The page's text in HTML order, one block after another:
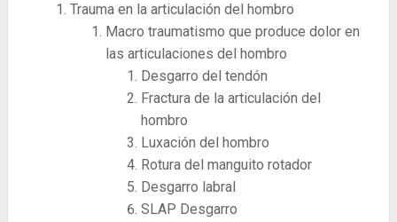
Trauma en la articulación del hombro
Macro traumatismo que produce dolor en
las articulaciones del hombro
Desgarro del tendón
Fractura de la articulación del
hombro
Luxación del hombro
Rotura del manguito rotador
Desgarro labral
SLAP Desgarro